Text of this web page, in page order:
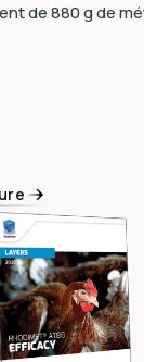
de 880 g de